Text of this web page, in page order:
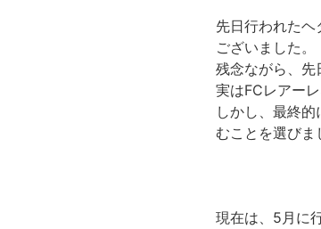
先日行われた
ございました。
残念ながら、先
実はFCレアー
しかし、最終
むことを選びま
現在は、5月に